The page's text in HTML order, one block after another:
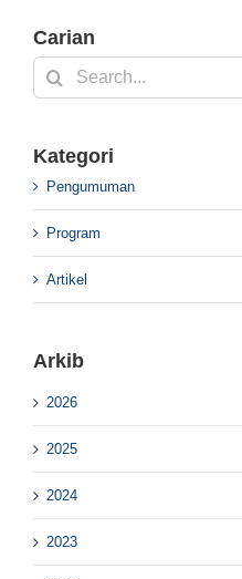
Carian
Search
for:
Kategori
Pengumuman
Program
Artikel
Arkib
2026
2025
2024
2023